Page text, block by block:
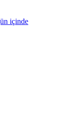
içinde